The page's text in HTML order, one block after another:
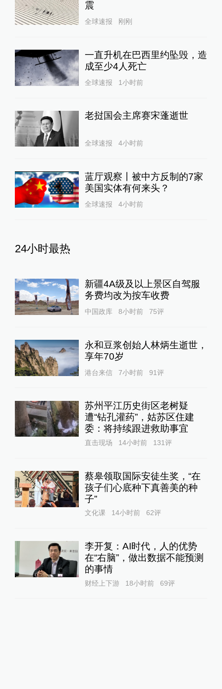
震
全球速报 刚刚
一直升机在巴西里约坠毁，造
成至少4人死亡
全球速报 1小时前
老挝国会主席赛宋蓬逝世
全球速报 4小时前
蓝厅观察丨被中方反制的7家
美国实体有何来头？
全球速报 4小时前
24小时最热
新疆4A级及以上景区自驾服
务费均改为按车收费
中国政库 8小时前 75评
永和豆浆创始人林炳生逝世，
享年70岁
港台来信 7小时前 91评
苏州平江历史街区老树疑
遭“钻孔灌药”，姑苏区住建
委：将持续跟进救助事宜
直击现场 14小时前 131评
蔡皋领取国际安徒生奖，“在
孩子们心底种下真善美的种
子”
文化课 14小时前 62评
李开复：AI时代，人的优势
在“右脑”，做出数据不能预测
的事情
财经上下游 18小时前 69评